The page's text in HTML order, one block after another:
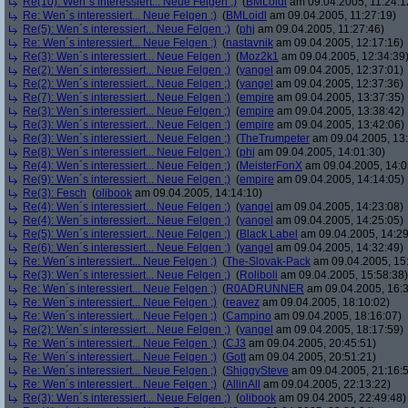
Re: Wen´s interessiert... Neue Felgen ;) (BMLoidl am 09.04.2005, 11:27:19)
Re(5): Wen´s interessiert... Neue Felgen ;) (phj am 09.04.2005, 11:27:46)
Re: Wen´s interessiert... Neue Felgen ;) (nastavnik am 09.04.2005, 12:17:16)
Re(3): Wen´s interessiert... Neue Felgen ;) (Moz2k1 am 09.04.2005, 12:34:39)
Re(2): Wen´s interessiert... Neue Felgen ;) (yangel am 09.04.2005, 12:37:01)
Re(2): Wen´s interessiert... Neue Felgen ;) (yangel am 09.04.2005, 12:37:36)
Re(7): Wen´s interessiert... Neue Felgen ;) (empire am 09.04.2005, 13:37:35)
Re(3): Wen´s interessiert... Neue Felgen ;) (empire am 09.04.2005, 13:38:42)
Re(3): Wen´s interessiert... Neue Felgen ;) (empire am 09.04.2005, 13:42:06)
Re(3): Wen´s interessiert... Neue Felgen ;) (TheTrumpeter am 09.04.2005,
Re(8): Wen´s interessiert... Neue Felgen ;) (phj am 09.04.2005, 14:01:30)
Re(4): Wen´s interessiert... Neue Felgen ;) (MeisterFonX am 09.04.2005,
Re(9): Wen´s interessiert... Neue Felgen ;) (empire am 09.04.2005, 14:14:05)
Re(3): Fesch (olibook am 09.04.2005, 14:14:10)
Re(4): Wen´s interessiert... Neue Felgen ;) (yangel am 09.04.2005, 14:23:08)
Re(4): Wen´s interessiert... Neue Felgen ;) (yangel am 09.04.2005, 14:25:05)
Re(5): Wen´s interessiert... Neue Felgen ;) (Black Label am 09.04.2005,
Re(6): Wen´s interessiert... Neue Felgen ;) (yangel am 09.04.2005, 14:32:49)
Re: Wen´s interessiert... Neue Felgen ;) (The-Slovak-Pack am 09.04.2005,
Re(3): Wen´s interessiert... Neue Felgen ;) (Roliboli am 09.04.2005, 15:58:38)
Re: Wen´s interessiert... Neue Felgen ;) (R0ADRUNNER am 09.04.2005,
Re: Wen´s interessiert... Neue Felgen ;) (reavez am 09.04.2005, 18:10:02)
Re: Wen´s interessiert... Neue Felgen ;) (Campino am 09.04.2005, 18:16:07)
Re(2): Wen´s interessiert... Neue Felgen ;) (yangel am 09.04.2005, 18:17:59)
Re: Wen´s interessiert... Neue Felgen ;) (CJ3 am 09.04.2005, 20:45:51)
Re: Wen´s interessiert... Neue Felgen ;) (Gott am 09.04.2005, 20:51:21)
Re: Wen´s interessiert... Neue Felgen ;) (ShiggySteve am 09.04.2005,
Re: Wen´s interessiert... Neue Felgen ;) (AllinAll
am 09.04.2005, 22:13:22)
Re(3): Wen´s interessiert... Neue Felgen ;) (olibook am 09.04.2005, 22:49:48)